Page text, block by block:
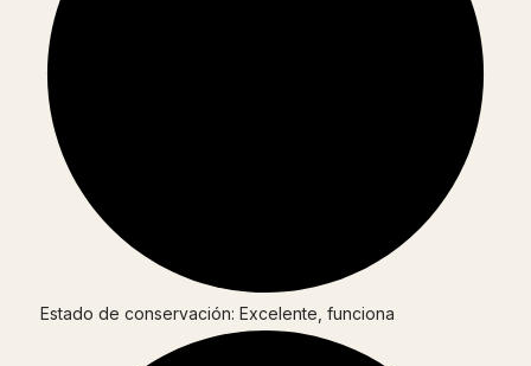
Estado de conservación: Excelente, funciona